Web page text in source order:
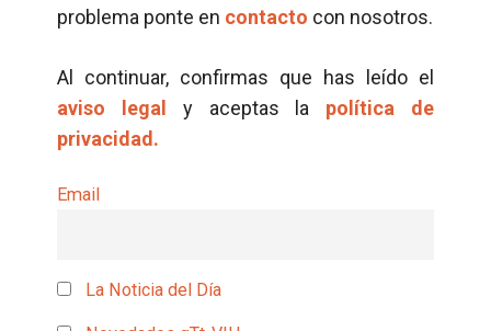
problema ponte en contacto con nosotros.
Al continuar, confirmas que has leído el
aviso legal
y aceptas la política de
privacidad.
Email
La Noticia del Día